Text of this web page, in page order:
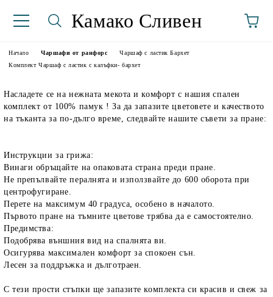
Камако Сливен
Начало Чаршафи от ранфорс
Чаршаф с ластик Бархет
Комплект Чаршаф с ластик с калъфки- бархет
Насладете се на нежната мекота и комфорт с нашия спален
комплект от 100% памук ! За да запазите цветовете и качеството
на тъканта за по-дълго време, следвайте нашите съвети за пране:
Инструкции за грижа:
Винаги обръщайте на опаковата страна преди пране.
Не препълвайте пералнята и използвайте до 600 оборота при
центрофугиране.
Перете на максимум 40 градуса, особено в началото.
Първото пране на тъмните цветове трябва да е самостоятелно.
Предимства:
Подобрява външния вид на спалнята ви.
Осигурява максимален комфорт за спокоен сън.
Лесен за поддръжка и дълготраен.
С тези прости стъпки ще запазите комплекта си красив и свеж за